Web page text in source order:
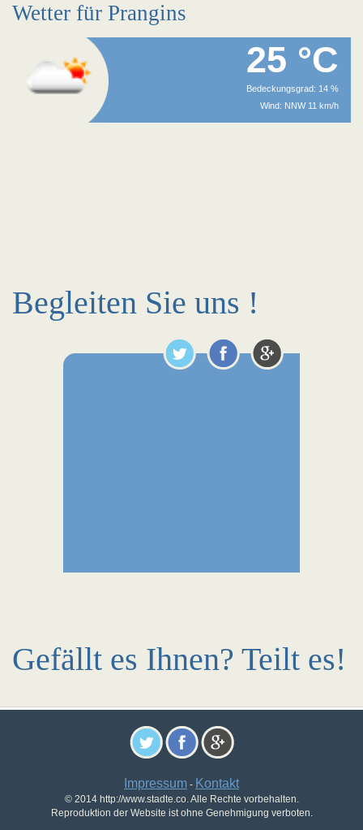
Wetter für Prangins
25 °C
Bedeckungsgrad: 14 %
Wind: NNW 11 km/h
Begleiten Sie uns !
Gefällt es Ihnen? Teilt es!
Impressum - Kontakt
© 2014 http://www.stadte.co. Alle Rechte vorbehalten.
Reproduktion der Website ist ohne Genehmigung verboten.